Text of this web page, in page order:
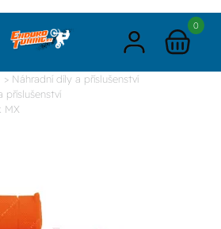
0
> Náhradní díly a příslušenství
příslušenství
MX